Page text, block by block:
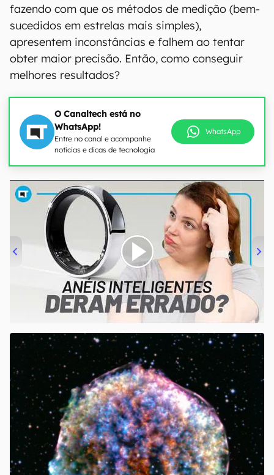
fazendo com que os métodos de medição (bem-
sucedidos em estrelas mais simples),
apresentem inconstâncias e falhem ao tentar
obter maior precisão. Então, como conseguir
melhores resultados?
O Canaltech está no
WhatsApp!
Entre no canal e acompanhe
notícias e dicas de tecnologia
WhatsApp
00:00/21:11